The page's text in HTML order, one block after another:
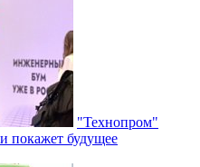
"Технопром"
покажет будущее